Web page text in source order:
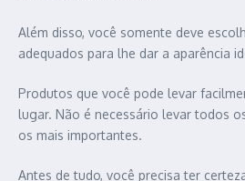
Além disso, você somente deve
adequados para lhe dar a aparência
Produtos que você pode levar
lugar. Não é necessário levar todos
os mais importantes.
Antes de tudo, você precisa ter